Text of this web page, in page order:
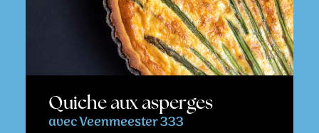
Quiche aux asperges
avec Veenmeester 333